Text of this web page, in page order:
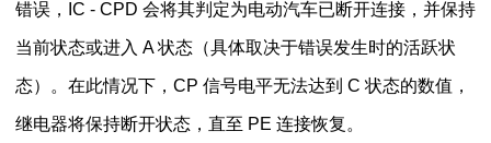
错误，IC - CPD 会将其判定为电动汽车已断开连接，并保持
当前状态或进入 A 状态（具体取决于错误发生时的活跃状
态）。在此情况下，CP 信号电平无法达到 C 状态的数值，
继电器将保持断开状态，直至 PE 连接恢复。